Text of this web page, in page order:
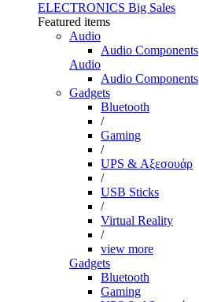
ELECTRONICS Big Sales
Featured items
Audio
Audio Components
Audio
Audio Components
Gadgets
Bluetooth
/
Gaming
/
UPS & Αξεσουάρ
/
USB Sticks
/
Virtual Reality
/
view more
Gadgets
Bluetooth
Gaming